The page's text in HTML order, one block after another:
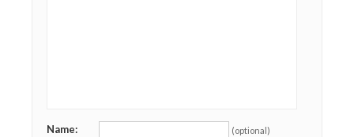
Name: (optional)